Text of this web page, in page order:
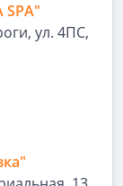
SPA"
ул. 4ПС,